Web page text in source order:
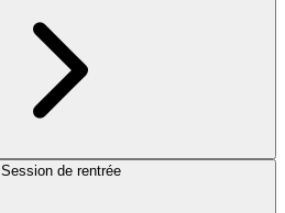
Session de rentrée